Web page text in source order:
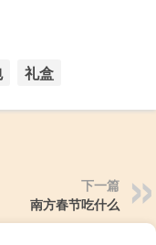
礼盒
下一篇
南方春节吃什么